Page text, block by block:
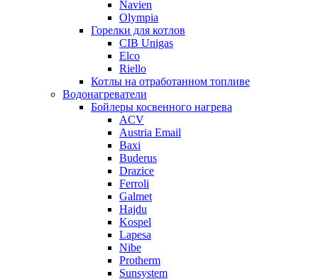
Navien
Olympia
Горелки для котлов
CIB Unigas
Elco
Riello
Котлы на отработанном топливе
Водонагреватели
Бойлеры косвенного нагрева
ACV
Austria Email
Baxi
Buderus
Drazice
Ferroli
Galmet
Hajdu
Kospel
Lapesa
Nibe
Protherm
Sunsystem